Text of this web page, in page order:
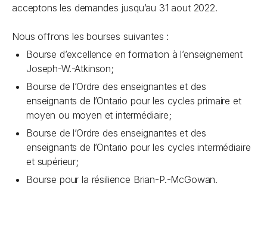
acceptons les demandes jusqu’au 31 aout 2022.
Nous offrons les bourses suivantes :
Bourse d’excellence en formation à l’enseignement
Joseph-W.-Atkinson;
Bourse de l’Ordre des enseignantes et des
enseignants de l’Ontario pour les cycles primaire et
moyen ou moyen et intermédiaire;
Bourse de l’Ordre des enseignantes et des
enseignants de l’Ontario pour les cycles intermédiaire
et supérieur;
Bourse pour la résilience Brian-P.-McGowan.